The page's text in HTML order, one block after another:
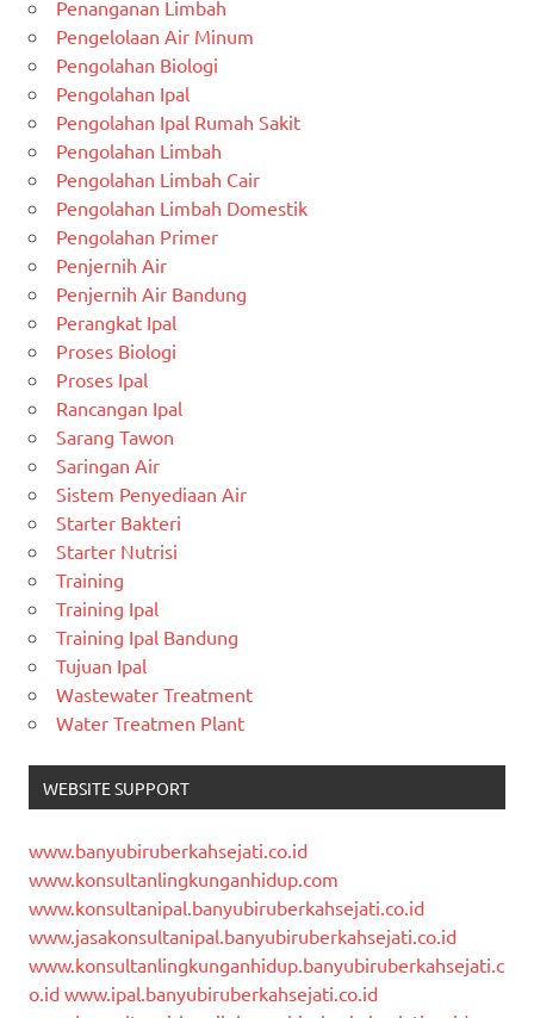
Penanganan Limbah
Pengelolaan Air Minum
Pengolahan Biologi
Pengolahan Ipal
Pengolahan Ipal Rumah Sakit
Pengolahan Limbah
Pengolahan Limbah Cair
Pengolahan Limbah Domestik
Pengolahan Primer
Penjernih Air
Penjernih Air Bandung
Perangkat Ipal
Proses Biologi
Proses Ipal
Rancangan Ipal
Sarang Tawon
Saringan Air
Sistem Penyediaan Air
Starter Bakteri
Starter Nutrisi
Training
Training Ipal
Training Ipal Bandung
Tujuan Ipal
Wastewater Treatment
Water Treatmen Plant
WEBSITE SUPPORT
www.banyubiruberkahsejati.co.id
www.konsultanlingkunganhidup.com
www.konsultanipal.banyubiruberkahsejati.co.id
www.jasakonsultanipal.banyubiruberkahsejati.co.id
www.konsultanlingkunganhidup.banyubiruberkahsejati.c
o.id www.ipal.banyubiruberkahsejati.co.id